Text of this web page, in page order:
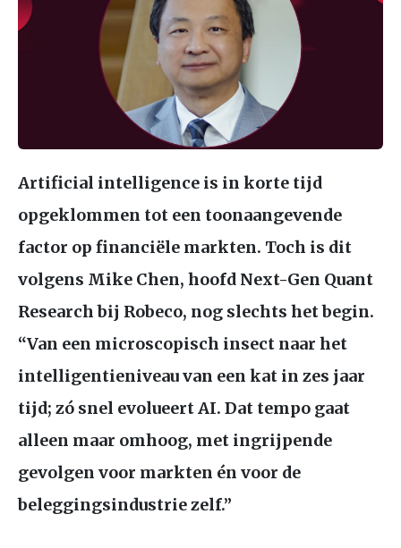
Artificial intelligence is in korte tijd
opgeklommen tot een toonaangevende
factor op financiële markten. Toch is dit
volgens Mike Chen, hoofd Next-Gen Quant
Research bij Robeco, nog slechts het begin.
“Van een microscopisch insect naar het
intelligentieniveau van een kat in zes jaar
tijd; zó snel evolueertAI. Dat tempo gaat
alleen maar omhoog, met ingrijpende
gevolgen voor markten én voor de
beleggingsindustrie zelf.”